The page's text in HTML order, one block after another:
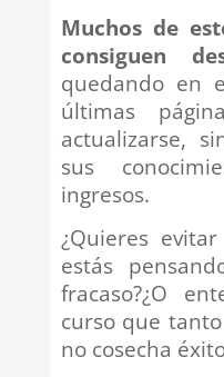
Muchos de
consiguen
quedando en
últimas
actualizarse,
sus
ingresos.
¿Quieres
estás
fracaso?¿O
curso que
no cosecha